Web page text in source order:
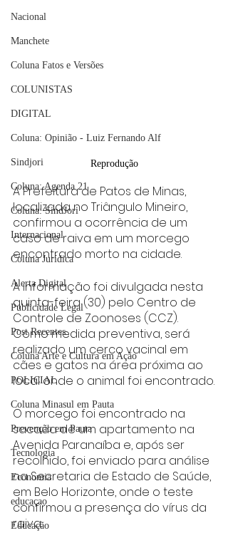
Nacional
Manchete
Coluna Fatos e Versões
COLUNISTAS
DIGITAL
Coluna: Opinião - Luiz Fernando Alf
Sindjori
Coluna: Agenda 21
Coluna: SindJori
Internacional
Coluna Jurídica
Alerta Digital
Publicidade Legal
Post Recentes
Coluna Arte e Cultura em Ação
POLICIAL
Coluna Minasul em Pauta
Prevenção em Pauta
Tecnologia
Economia
educaçao
Educação
Reprodução
A Prefeitura de Patos de Minas,
localizada no Triângulo Mineiro,
confirmou a ocorrência de um
caso de raiva em um morcego
encontrado morto na cidade.
A informação foi divulgada nesta
quinta-feira (30) pelo Centro de
Controle de Zoonoses (CCZ).
Como medida preventiva, será
realizado um cerco vacinal em
cães e gatos na área próxima ao
local onde o animal foi encontrado.
O morcego foi encontrado na
sacada de um apartamento na
Avenida Paranaíba e, após ser
recolhido, foi enviado para análise
na Secretaria de Estado de Saúde,
em Belo Horizonte, onde o teste
confirmou a presença do vírus da
raiva.